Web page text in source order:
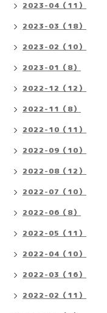
2023-04（11）
2023-03（18）
2023-02（10）
2023-01（8）
2022-12（12）
2022-11（8）
2022-10（11）
2022-09（10）
2022-08（12）
2022-07（10）
2022-06（8）
2022-05（11）
2022-04（10）
2022-03（16）
2022-02（11）